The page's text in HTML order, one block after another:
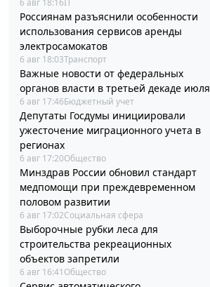
6 авг 18:16IT
Россиянам разъяснили особенности
использования сервисов аренды
электросамокатов
6 авг 18:03Транспорт
Важные новости от федеральных
органов власти в третьей декаде июля
6 авг 17:46Бюджетный учет
Депутаты Госдумы инициировали
ужесточение миграционного учета в
регионах
6 авг 17:20Общество
Минздрав России обновил стандарт
медпомощи при преждевременном
половом развитии
6 авг 17:02Социальная сфера
Выборочные рубки леса для
строительства рекреационных
объектов запретили
6 авг 16:41 Общество